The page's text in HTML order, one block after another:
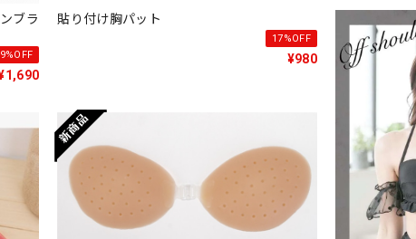
ブラ
貼り付け胸パット
17%OFF
¥980